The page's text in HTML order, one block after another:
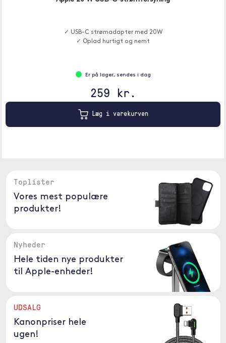
✓ USB-C strømadapter med 20W
✓ Oplad hurtigt og nemt
Er på lager, sendes i dag
259 kr.
Læg i varekurven
Toplister
Vores mest populære
produkter!
Nyheder
Hele tiden nye produkter
til Apple-enheder!
UDSALG
Kanonpriser hele
ugen!